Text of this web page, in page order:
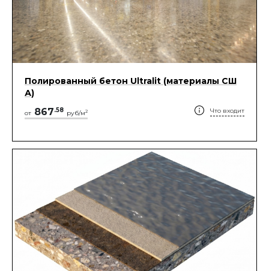
Полированный бетон Ultralit (материалы СШ
А)
от 867.58 руб/м2 Что входит